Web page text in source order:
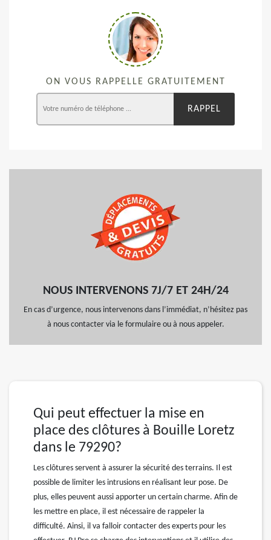
ON VOUS RAPPELLE GRATUITEMENT
NOUS INTERVENONS 7J/7 ET 24H/24
En cas d’urgence, nous intervenons dans l’immédiat, n’hésitez pas
à nous contacter via le formulaire ou à nous appeler.
Qui peut effectuer la mise en
place des clôtures à Bouille Loretz
dans le 79290?
Les clôtures servent à assurer la sécurité des terrains. Il est
possible de limiter les intrusions en réalisant leur pose. De
plus, elles peuvent aussi apporter un certain charme. Afin de
les mettre en place, il est nécessaire de rappeler la
difficulté. Ainsi, il va falloir contacter des experts pour les